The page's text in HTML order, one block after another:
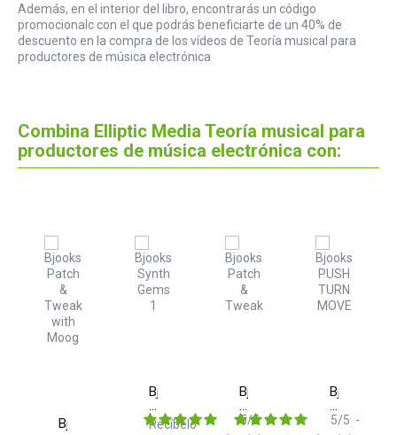
Además, en el interior del libro, encontrarás un código
promocionalc con el que podrás beneficiarte de un 40% de
descuento en la compra de los vídeos de Teoría musical para
productores de música electrónica
Combina Elliptic Media Teoría musical para
productores de música electrónica con:
Bjooks
Bjooks
Synth
Gems
Recíbelo
Bjooks
Patch
&
5/5-
Bjooks
Push
Turn
5/5 -